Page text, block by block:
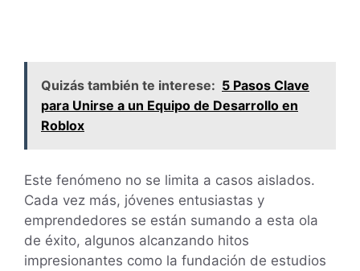
Quizás también te interese: 5 Pasos Clave
para Unirse a un Equipo de Desarrollo en
Roblox
Este fenómeno no se limita a casos aislados.
Cada vez más, jóvenes entusiastas y
emprendedores se están sumando a esta ola
de éxito, algunos alcanzando hitos
impresionantes como la fundación de estudios